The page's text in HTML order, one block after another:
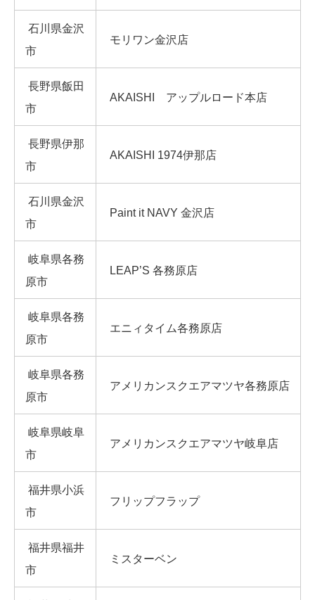
石川県金沢
市
モリワン金沢店
長野県飯田
市
AKAISHI アップルロード本店
長野県伊那
市
AKAISHI 1974伊那店
石川県金沢
市
Paint it NAVY 金沢店
岐阜県各務
原市
LEAP’S 各務原店
岐阜県各務
原市
エニィタイム各務原店
岐阜県各務
原市
アメリカンスクエアマツヤ各務原店
岐阜県岐阜
市
アメリカンスクエアマツヤ岐阜店
福井県小浜
市
フリップフラップ
福井県福井
市
ミスターベン